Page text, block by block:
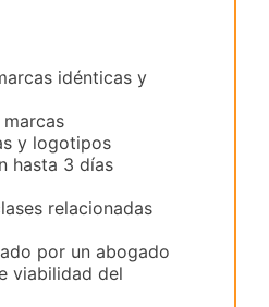
idénticas y
marcas
y logotipos
hasta 3 días
relacionadas
por un abogado
viabilidad del